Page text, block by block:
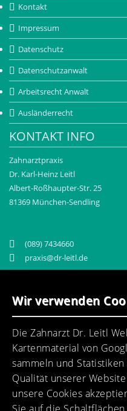
Wir verwenden
Die Zahnarzt Dr. Leitl
Kartenmaterial von
sammeln und
Qualität unserer
unsere Cookies
Kontakt
Impressum
Datenschutz
Datenschutzanwalt
Arbeitsrecht Anwalt
Ausländerrecht
KONTAKT INFO
Zahnarztpraxis
Dr. Karl-Heinz Leitl
Albert-Roßhaupter-Str. 25
81369 München-Sendling
(089) 7434660
praxis@dr-leitl.de
Ein motiviertes Praxisteam